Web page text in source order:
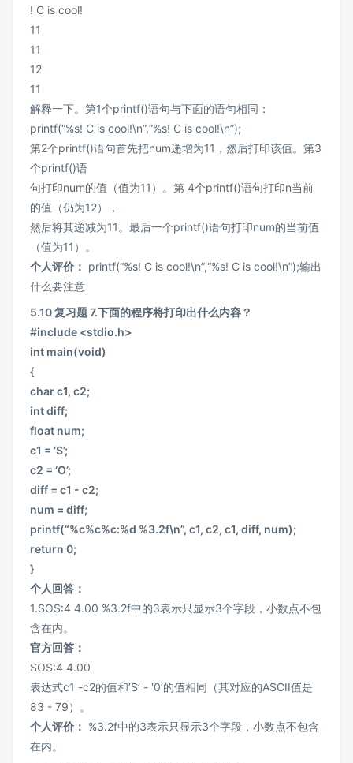
! C is cool!
11
11
12
11
解释一下。第1个printf()语句与下面的语句相同：
printf(“%s! C is cool!\n”,“%s! C is cool!\n”);
第2个printf()语句首先把num递增为11，然后打印该值。第3
个printf()语
句打印num的值（值为11）。第 4个printf()语句打印n当前
的值（仍为12），
然后将其递减为11。最后一个printf()语句打印num的当前值
（值为11）。
个人评价： printf(“%s! C is cool!\n”,“%s! C is cool!\n”);输出
什么要注意
5.10 复习题 7.下面的程序将打印出什么内容？
#include <stdio.h>
int main(void)
{
char c1, c2;
int diff;
float num;
c1 = ‘S’;
c2 = ‘O’;
diff = c1 - c2;
num = diff;
printf(“%c%c%c:%d %3.2f\n”, c1, c2, c1, diff, num);
return 0;
}
个人回答：
1.SOS:4 4.00 %3.2f中的3表示只显示3个字段，小数点不包
含在内。
官方回答：
SOS:4 4.00
表达式c1 -c2的值和’S’ - '0’的值相同（其对应的ASCII值是
83 - 79）。
个人评价： %3.2f中的3表示只显示3个字段，小数点不包含
在内。